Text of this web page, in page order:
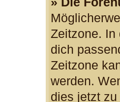
Zeitzone. In
dich
Zeitzone
werden.
dies jetzt zu